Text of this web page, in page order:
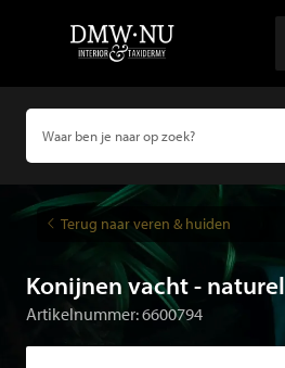
Terug naar veren & huiden
Konijnen vacht - naturel
Artikelnummer: 6600794